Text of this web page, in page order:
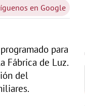
en Google
para
Fábrica de Luz.
del